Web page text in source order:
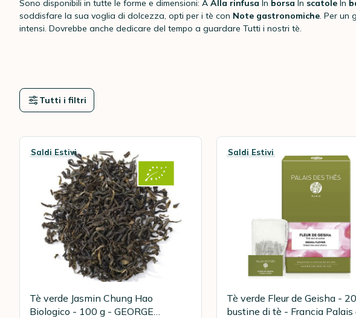
Sono disponibili in tutte le forme e dimensioni: A Alla rinfusa In borsa In scatole In
soddisfare la sua voglia di dolcezza, opti per i tè con Note gastronomiche. Per un
intensi. Dovrebbe anche dedicare del tempo a guardare Tutti i nostri tè.
Tutti i filtri
Saldi Estivi
Tè verde Jasmin Chung Hao
Biologico - 100 g - GEORGE
Saldi Estivi
Tè verde Fleur de Geisha - 20
bustine di tè - Francia Palais